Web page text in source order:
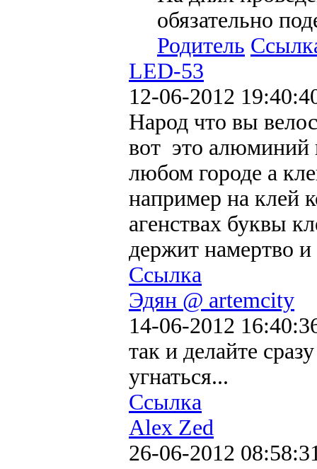
обязательно
Родитель
LED-53
12-06-2012
Народ что вы
вот это алюминий
любом городе а
например на клей
агенствах буквы
держит намертво и
Ссылка
Эдян @ artemcity
14-06-2012
так и делайте
угнаться...
Ссылка
Alex Zed
26-06-2012